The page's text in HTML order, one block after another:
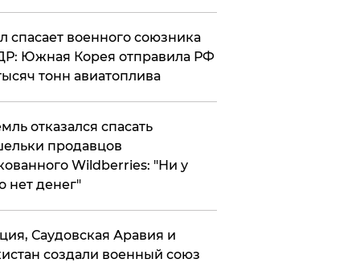
спасает военного союзника
Южная Корея отправила РФ
тонн авиатоплива
отказался спасать
продавцов
Wildberries: "Ни у
нет денег"
Саудовская Аравия и
создали военный союз